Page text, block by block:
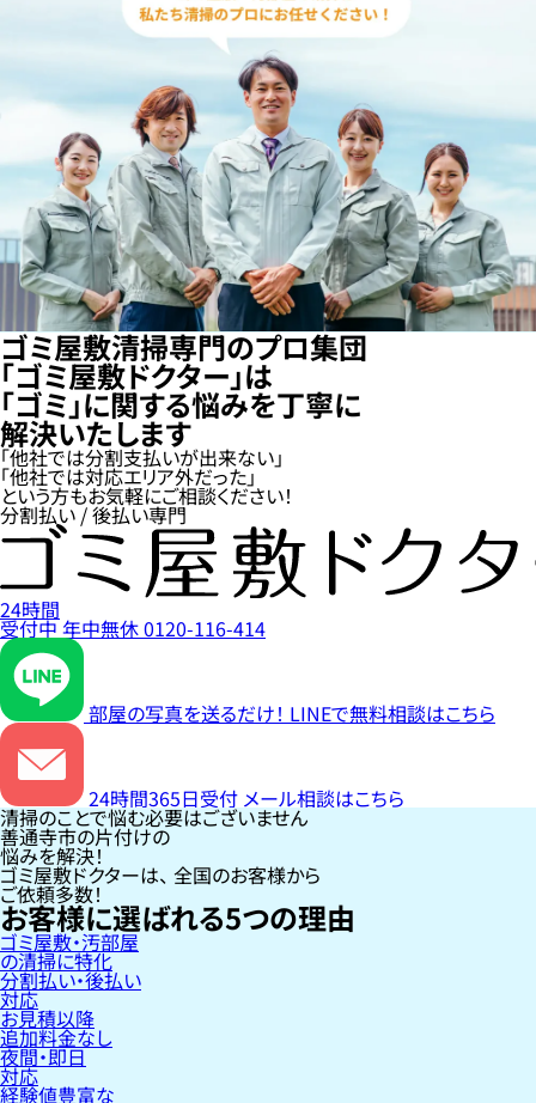
ゴミ屋敷清掃専門のプロ集団
「ゴミ屋敷ドクター」は
「ゴミ」に関する悩みを丁寧に
解決いたします
「他社では分割支払いが出来ない」
「他社では対応エリア外だった」
という方もお気軽にご相談ください！
分割払い / 後払い専門
24時間
受付中年中無休0120-116-414
部屋の写真を送るだけ！ LINEで無料相談はこちら
24時間365日受付 メール相談はこちら
清掃のことで悩む必要はございません
善通寺市の片付けの
悩みを解決！
ゴミ屋敷ドクターは、 全国のお客様から
ご依頼多数！
お客様に選ばれる5つの理由
ゴミ屋敷・汚部屋
の清掃に特化
分割払い・後払い
対応
お見積以降
追加料金なし
夜間・即日
対応
経験値豊富な